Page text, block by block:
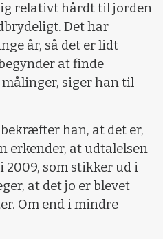
relativt hårdt til jorden
Det har
år, så det er lidt
at finde
siger han til
han, at det er,
erkender, at udtalelsen
2009, som stikker ud i
at det jo er blevet
Om end i mindre